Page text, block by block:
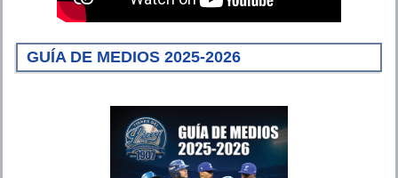
GUÍA DE MEDIOS 2025-2026